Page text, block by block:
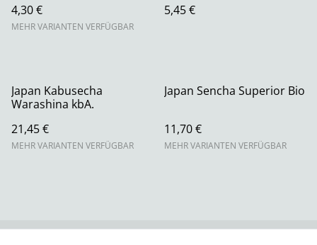
4,30 €
MEHR VARIANTEN VERFÜGBAR
ung
5,45 €
Japan Kabusecha
Warashina kbA.
21,45 €
MEHR VARIANTEN VERFÜGBAR
Japan Sencha Superior Bio
11,70 €
MEHR VARIANTEN VERFÜGBAR